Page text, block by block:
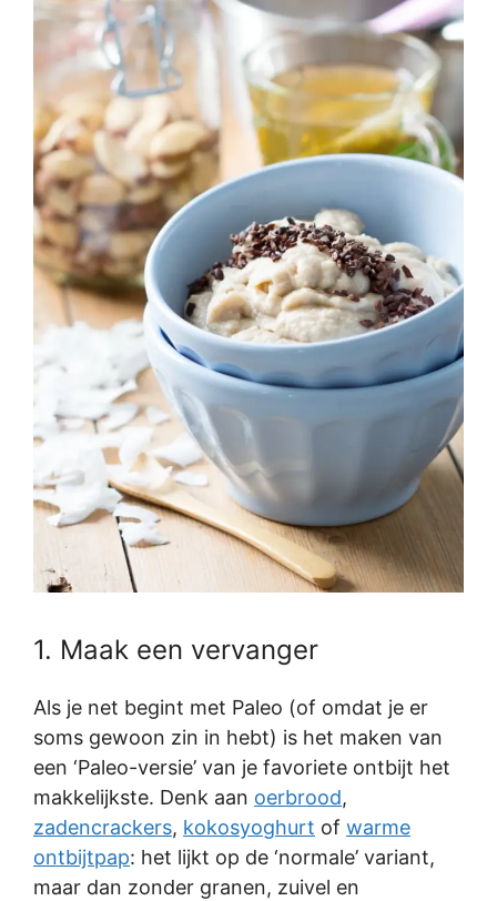
1. Maak een vervanger
Als je net begint met Paleo (of omdat je er
soms gewoon zin in hebt) is het maken van
een ‘Paleo-versie’ van je favoriete ontbijt het
makkelijkste. Denk aan oerbrood,
zadencrackers, kokosyoghurt of warme
ontbijtpap: het lijkt op de ‘normale’ variant,
maar dan zonder granen, zuivel en